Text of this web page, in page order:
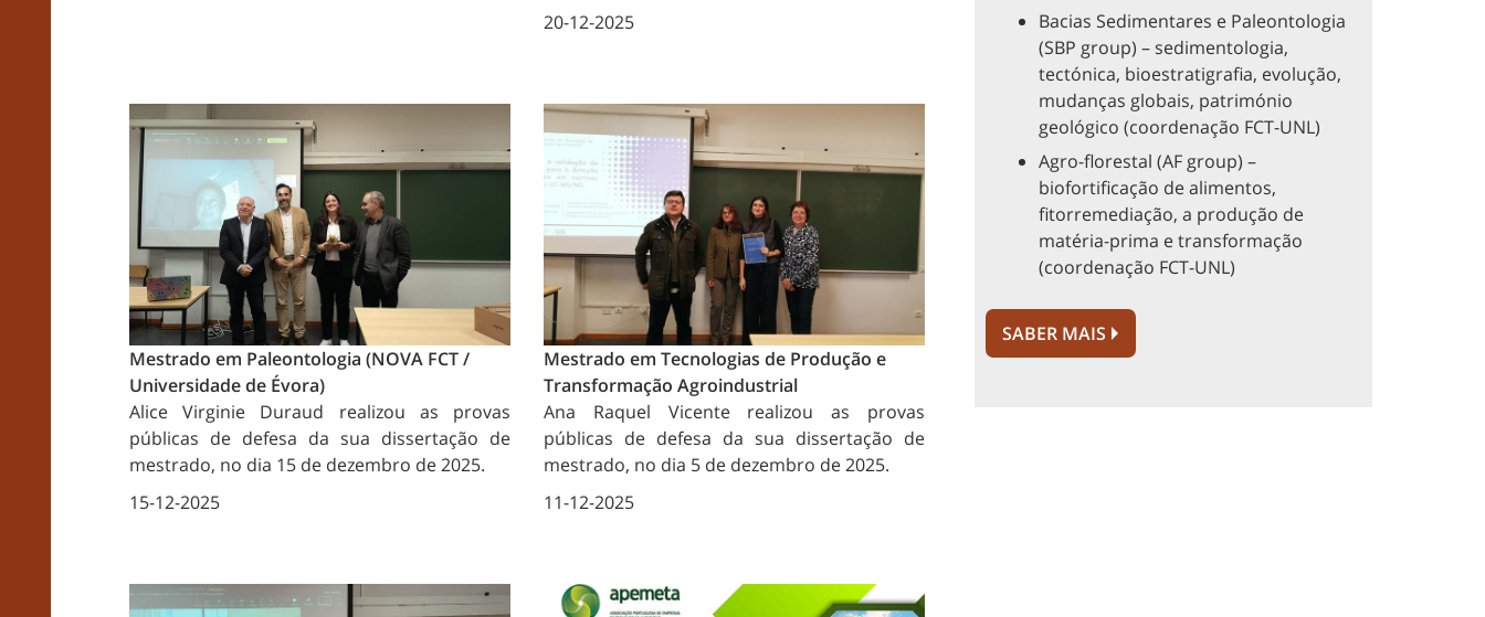
20-12-2025
Mestrado em Paleontologia (NOVA FCT /
Universidade de Évora)
Alice Virginie Duraud realizou as provas
públicas de defesa da sua dissertação de
mestrado, no dia 15 de dezembro de 2025.
15-12-2025
Mestrado em Tecnologias de Produção e
Transformação Agroindustrial
Ana Raquel Vicenterealizou as provas
públicas de defesa da sua dissertação de
mestrado, no dia 5 de dezembro de 2025.
11-12-2025
Bacias Sedimentares e Paleontologia
(SBP group) – sedimentologia,
tectónica, bioestratigrafia, evolução,
mudanças globais, património
geológico (coordenação FCT-UNL)
Agro-florestal (AF group) –
biofortificação de alimentos,
fitorremediação, a produção de
matéria-prima e transformação
(coordenação FCT-UNL)
SABER MAIS